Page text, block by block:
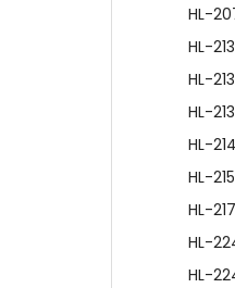
HL-
HL-
HL-
HL-
HL-
HL-
HL-
HL-
HL-